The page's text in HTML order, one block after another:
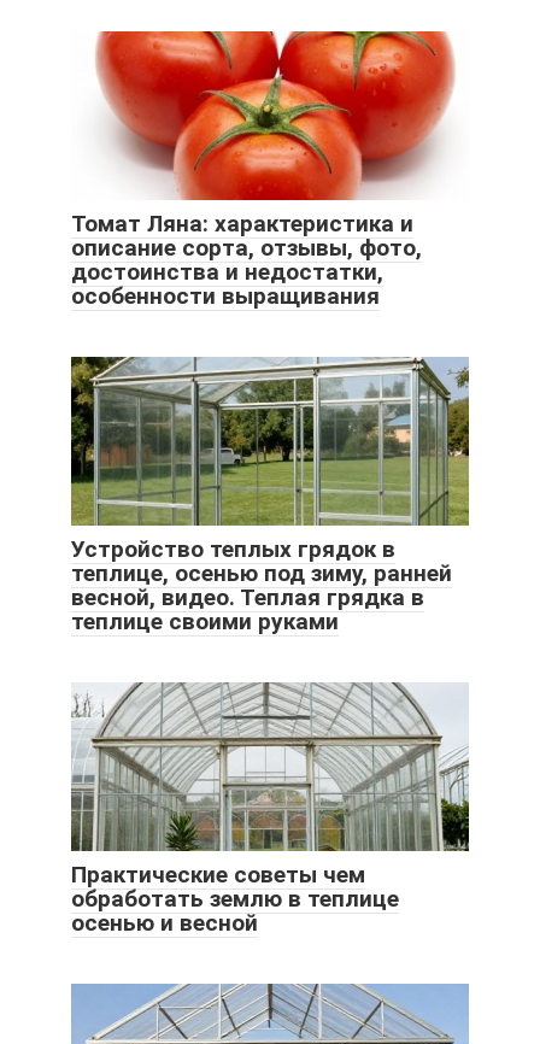
Томат Ляна: характеристика и
описание сорта, отзывы, фото,
достоинства и недостатки,
особенности выращивания
Устройство теплых грядок в
теплице, осенью под зиму, ранней
весной, видео. Теплая грядка в
теплице своими руками
Практические советы чем
обработать землю в теплице
осенью и весной